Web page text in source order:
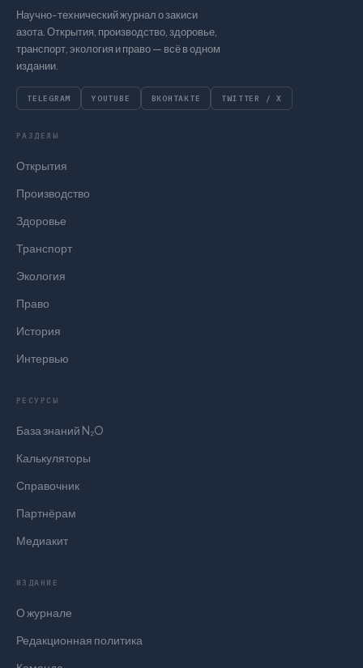
Научно-технический журнал о закиси
азота. Открытия, производство, здоровье,
транспорт, экология и право — всё в одном
издании.
TELEGRAM YOUTUBE ВКОНТАКТЕ TWITTER / X
РАЗДЕЛЫ
Открытия
Производство
Здоровье
Транспорт
Экология
Право
История
Интервью
РЕСУРСЫ
База знаний N₂O
Калькуляторы
Справочник
Партнёрам
Медиакит
ИЗДАНИЕ
О журнале
Редакционная политика